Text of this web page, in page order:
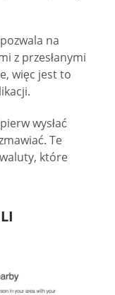
na
z przesłanymi
więc jest to
wysłać
Te
które